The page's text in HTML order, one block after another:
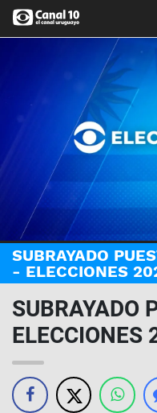
SUBRAYADO
- ELECCIONES
SUBRAYADO
ELECCIONES